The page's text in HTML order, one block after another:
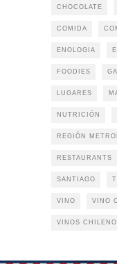
CHOCOLATE
COMIDA
ENOLOGIA
FOODIES
LUGARES
NUTRICIÓN
REGIÓN
RESTAURANTS
SANTIAGO
VINO VINO
VINOS